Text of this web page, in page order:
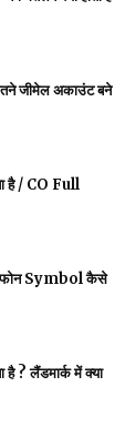
जीमेल अकाउंट बने
है / CO Full
Symbol कैसे
? लैंडमार्क में क्या